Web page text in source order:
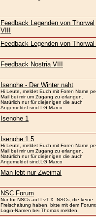
Feedback Legenden von Thorwal
VIII
Feedback Legenden von
Feedback Nostria VIII
Isenohe - Der Winter naht
Hi Leute, meldet Euch mit Foren Name
Mail bei mir um Zugang zu erlangen.
Natürlich nur für diejenigen die auch
Angemeldet sind.LG Marco
Isenohe 1
Isenohe 1.5
Hi Leute, meldet Euch mit Foren Name
Mail bei mir um Zugang zu erlangen.
Natürlich nur für diejenigen die auch
Angemeldet sind.LG Marco
Man lebt nur Zweimal
NSC Forum
Nur für NSCs auf LvT X. NSCs, die keine
Freischaltung haben, bitte mit dem
Login-Namen bei Thomas melden.